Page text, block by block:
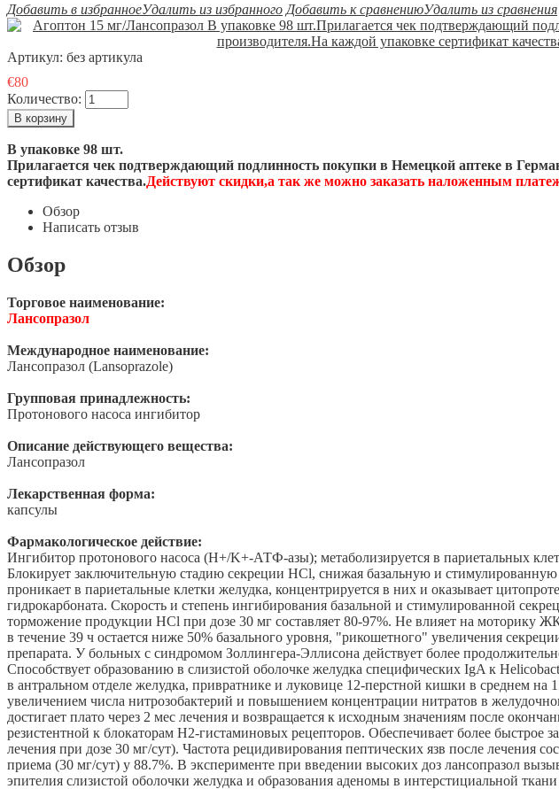
Добавить в избранноеУдалить из избранного Добавить к сравнениюУдалить из сравнения
Артикул: без артикула
€80
Количество:
В упаковке 98 шт.
Прилагается чек подтверждающий подлинность покупки в Немецкой аптеке в
сертификат качества.Действуют скидки,а так же можно заказать наложенным
Обзор
Написать отзыв
Обзор
Торговое наименование:
Лансопразол
Международное наименование:
Лансопразол (Lansoprazole)
Групповая принадлежность:
Протонового насоса ингибитор
Описание действующего вещества:
Лансопразол
Лекарственная форма:
капсулы
Фармакологическое действие:
Ингибитор протонового насоса (H+/K+-АТФ-азы); метаболизируется в париетальных
Блокирует заключительную стадию секреции HCl, снижая базальную и
проникает в париетальные клетки желудка, концентрируется в них и оказывает
гидрокарбоната. Скорость и степень ингибирования базальной и стимулированной
торможение продукции HCl при дозе 30 мг составляет 80-97%. Не влияет на
в течение 39 ч остается ниже 50% базального уровня, "рикошетного" увеличения
препарата. У больных с синдромом Золлингера-Эллисона действует более
Способствует образованию в слизистой оболочке желудка специфических IgA к
в антральном отделе желудка, привратнике и луковице 12-перстной кишки в среднем
увеличением числа нитрозобактерий и повышением концентрации нитратов в
достигает плато через 2 мес лечения и возвращается к исходным значениям после
резистентной к блокаторам H2-гистаминовых рецепторов. Обеспечивает более
лечения при дозе 30 мг/сут). Частота рецидивирования пептических язв после лечения
приема (30 мг/сут) у 88.7%. В эксперименте при введении высоких доз лансопразол
эпителия слизистой оболочки желудка и образования аденомы в интерстициальной